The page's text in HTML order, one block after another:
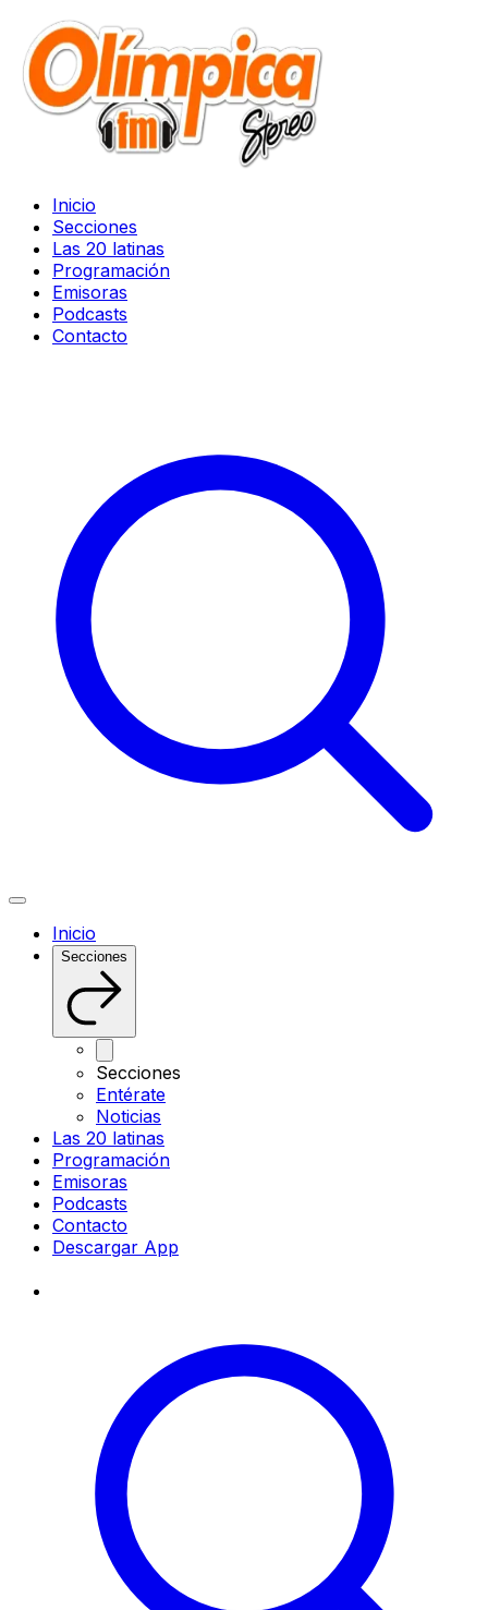
Inicio
Secciones
Las 20 latinas
Programación
Emisoras
Podcasts
Contacto
Inicio
Secciones
Secciones
Entérate
Noticias
Las 20 latinas
Programación
Emisoras
Podcasts
Contacto
Descargar App